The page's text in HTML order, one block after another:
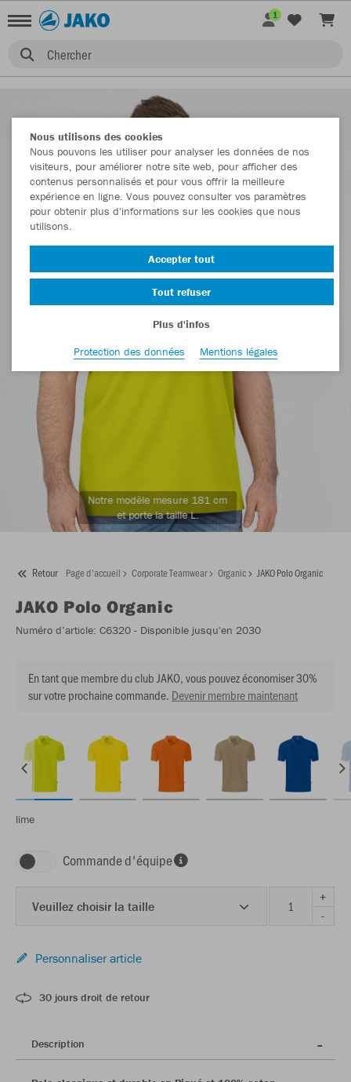
Chercher
1
Notre modèle mesure 181 cm
et porte la taille L.
Retour Page d'accueil Corporate Teamwear Organic JAKO Polo Organic
JAKO Polo Organic
Numéro d’article: C6320 - Disponible jusqu'en 2030
En tant que membre du club JAKO, vous pouvez économiser 30%
sur votre prochaine commande. Devenir membre maintenant
lime
Commande d'équipe
Veuillez choisir la taille
+
-
Personnaliser article
30 jours droit de retour
Description
Nous utilisons des cookies
Nous pouvons les utiliser pour analyser les données de nos
visiteurs, pour améliorer notre site web, pour afficher des
contenus personnalisés et pour vous offrir la meilleure
expérience en ligne. Vous pouvez consulter vos paramètres
pour obtenir plus d'informations sur les cookies que nous
utilisons.
Accepter tout
Tout refuser
Plus d'infos
Protection des données
Mentions légales